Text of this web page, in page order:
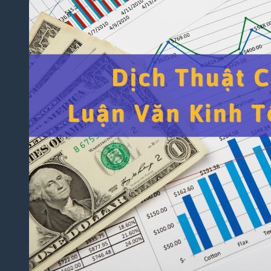
Trò
Chơi
Điện
Tử
Dịch
Thuật
Toán
Học
Dịch
Thuật
Xây
Dựng,
Hồ Sơ
Dự
Thầu
Dịch
Thuật
Chuyên
Ngành
Dầu